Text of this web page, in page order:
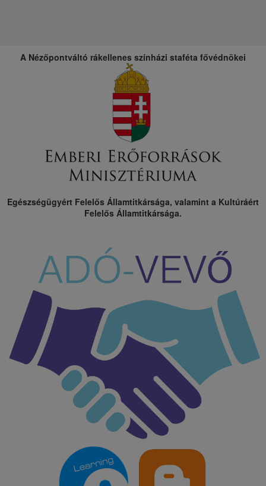
A Nézőpontváltó rákellenes színházi staféta fővédnökei
Egészségügyért Felelős Államtitkársága, valamint a Kultúráért
Felelős Államtitkársága.